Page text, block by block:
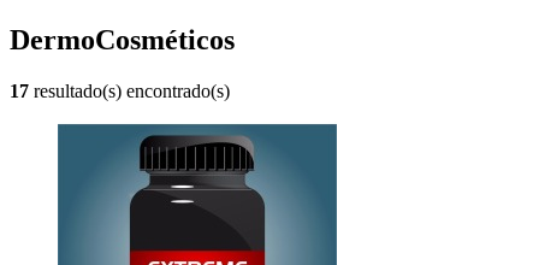
DermoCosméticos
17 resultado(s) encontrado(s)